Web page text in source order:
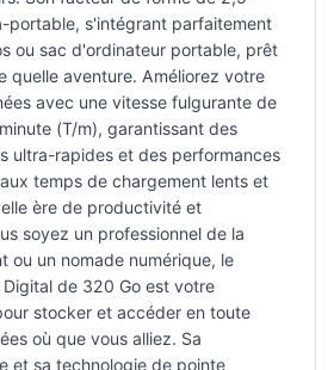
portable, s'intégrant parfaitement
ou sac d'ordinateur portable, prêt
quelle aventure. Améliorez votre
avec une vitesse fulgurante de
(T/m), garantissant des
ultra-rapides et des performances
temps de chargement lents et
ère de productivité et
soyez un professionnel de la
ou un nomade numérique, le
de 320 Go est votre
stocker et accéder en toute
où que vous alliez. Sa
et sa technologie de pointe